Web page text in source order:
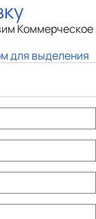
Коммерческое
для выделения